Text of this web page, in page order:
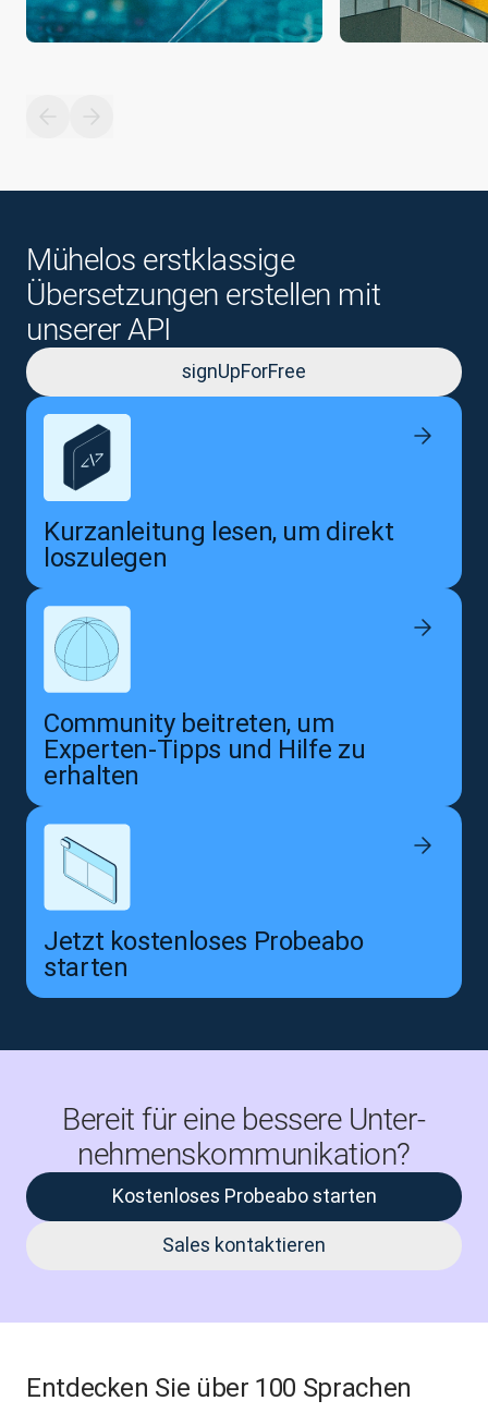
Mühelos erstklassige
Übersetzungen erstellen mit
unserer API
signUpForFree
Kurzanleitung lesen, um direkt
loszulegen
Community beitreten, um
Experten-Tipps und Hilfe zu
erhalten
Jetzt kostenloses Probeabo
starten
Bereit für eine bessere Unter­
nehmens­kommu­nikation?
Kostenloses Probeabo starten
Sales kontaktieren
Entdecken Sie über 100 Sprachen